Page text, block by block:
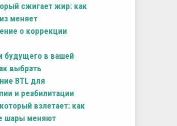
сжигает жир: как
меняет
о коррекции
будущего в вашей
выбрать
BTL для
и реабилитации
взлетает: как
шары меняют